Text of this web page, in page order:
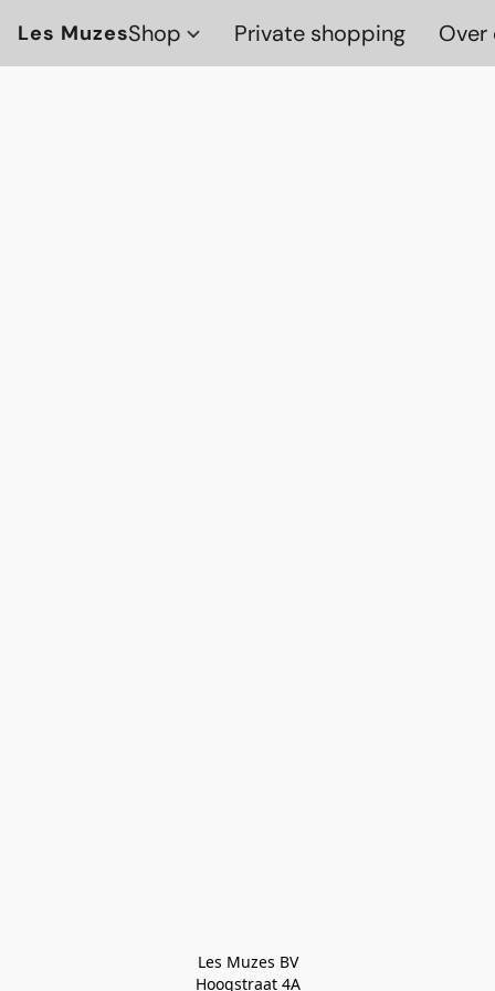
Les MuzesShop Private shopping Over
Les Muzes BV
Hoogstraat 4A